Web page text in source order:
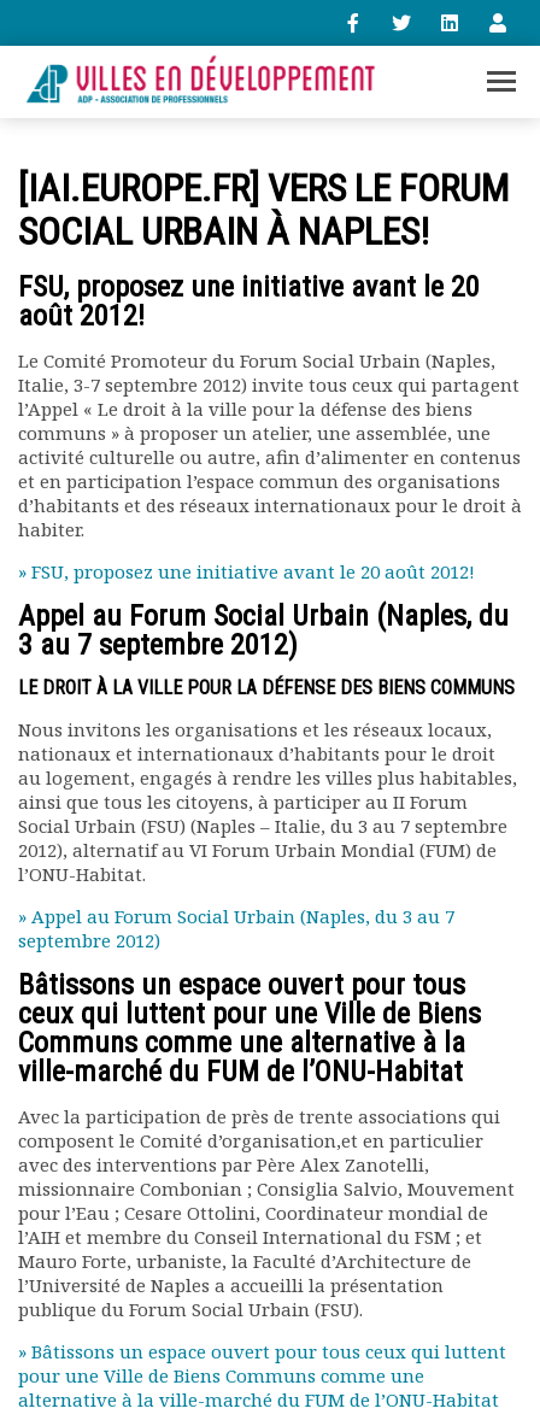
contact@villes-developpement.org
L’association
Qui sommes-nous ?
Présentation vidéo
Le bureau
Statuts de l’association
Vie de l’association
Calendrier des activités
Assemblées générales
Comptes rendus mensuels
Rapports financiers
Nous rejoindre
Le bulletin
Présentation du bulletin
Comité de rédaction
Bulletins Villes en
développement
Kiosk
Ressources
Nos actions
Podcast-AdP
Dîners débats
Journées d’études
Matinales
Nos partenaires
Evénements
Publications et rapports
Documents
Les adhérents
Annuaire
Offres d’emploi
Forum
Actualités
Nous contacter
[IAI.EUROPE.FR] VERS LE FORUM
SOCIAL URBAIN À NAPLES!
FSU, proposez une initiative avant le 20
août 2012!
Le Comité Promoteur du Forum Social Urbain (Naples,
Italie, 3-7 septembre 2012) invite tous ceux qui partagent
l’Appel « Le droit à la ville pour la défense des biens
communs » à proposer un atelier, une assemblée, une
activité culturelle ou autre, afin d’alimenter en contenus
et en participation l’espace commun des organisations
d’habitants et des réseaux internationaux pour le droit à
habiter.
» FSU, proposez une initiative avant le 20 août 2012!
Appel au Forum Social Urbain (Naples, du
3 au 7 septembre 2012)
LE DROIT À LA VILLE POUR LA DÉFENSE DES BIENS COMMUNS
Nous invitons les organisations et les réseaux locaux,
nationaux et internationaux d’habitants pour le droit
au logement, engagés à rendre les villes plus habitables,
ainsi que tous les citoyens, à participer au II Forum
Social Urbain (FSU) (Naples – Italie, du 3 au 7 septembre
2012), alternatif au VI Forum Urbain Mondial (FUM) de
l’ONU-Habitat.
» Appel au Forum Social Urbain (Naples, du 3 au 7
septembre 2012)
Bâtissons un espace ouvert pour tous
ceux qui luttent pour une Ville de Biens
Communs comme une alternative à la
ville-marché du FUM de l’ONU-Habitat
Avec la participation de près de trente associations qui
composent le Comité d’organisation,et en particulier
avec des interventions par Père Alex Zanotelli,
missionnaire Combonian ; Consiglia Salvio, Mouvement
pour l’Eau ; Cesare Ottolini, Coordinateur mondial de
l’AIH et membre du Conseil International du FSM ; et
Mauro Forte, urbaniste, la Faculté d’Architecture de
l’Université de Naples a accueilli la présentation
publique du Forum Social Urbain (FSU).
» Bâtissons un espace ouvert pour tous ceux qui luttent
pour une Ville de Biens Communs comme une
alternative à la ville-marché du FUM de l’ONU-Habitat